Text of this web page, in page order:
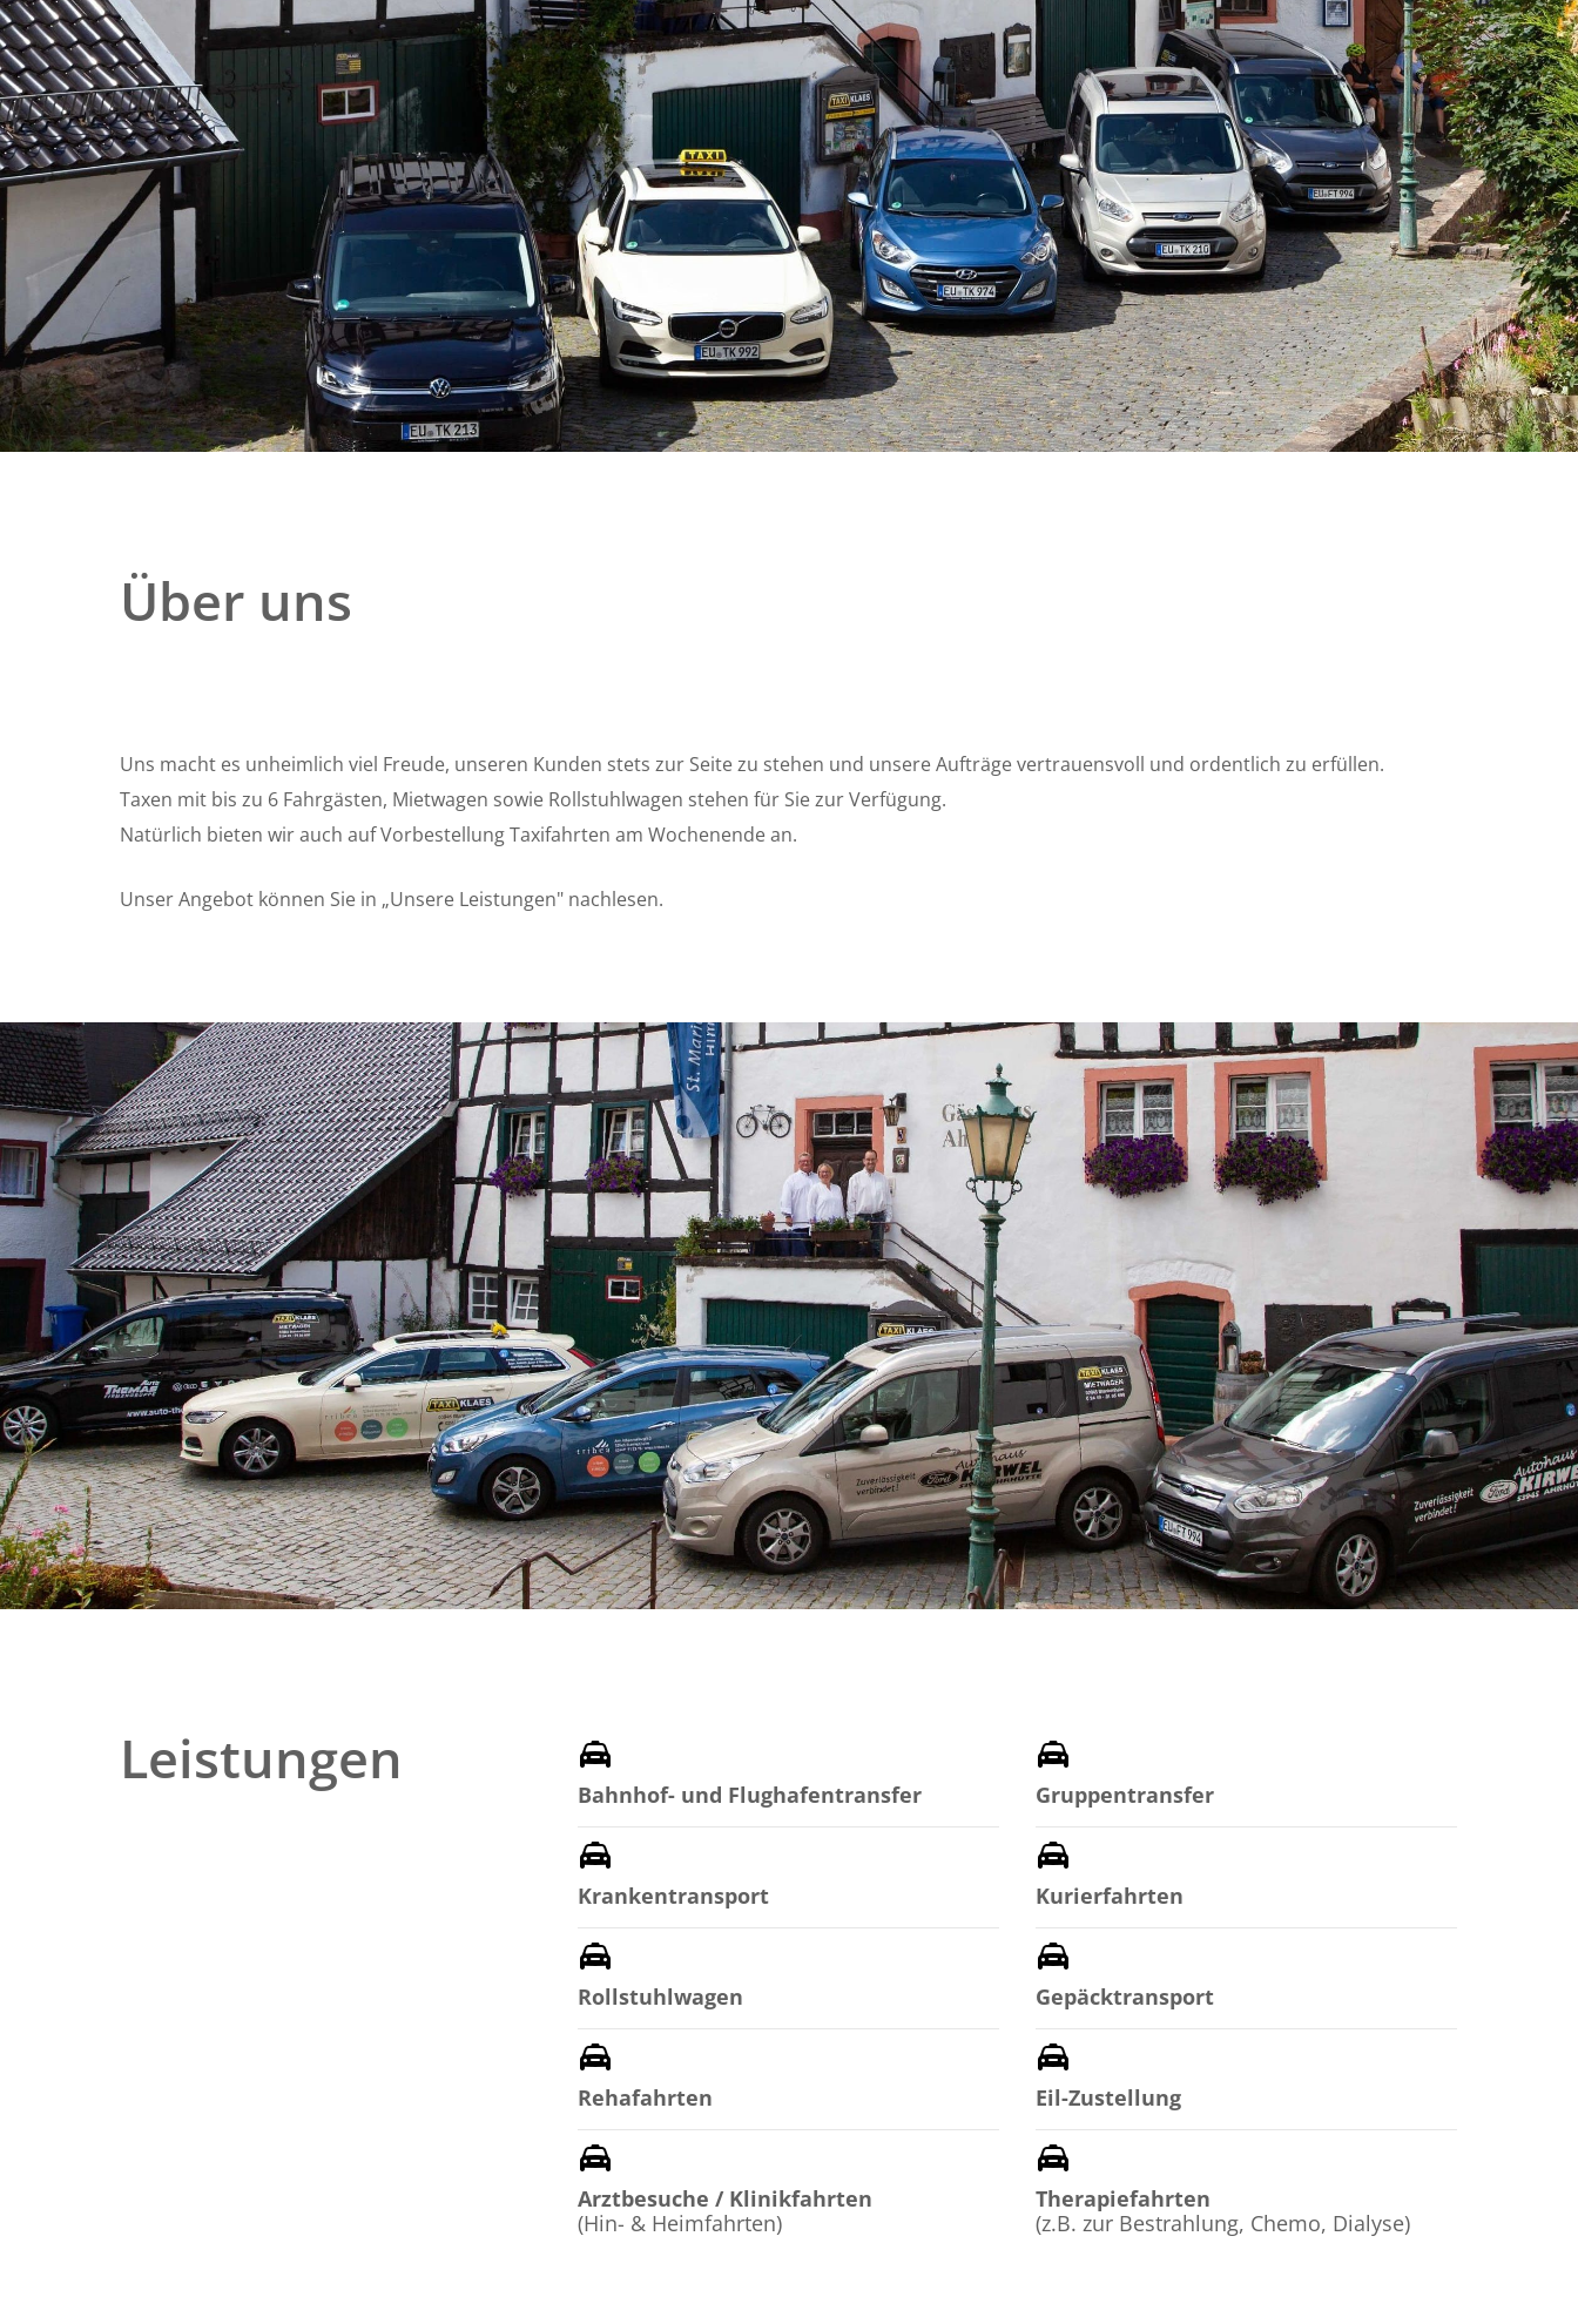
Über uns
Uns macht es unheimlich viel Freude, unseren Kunden stets zur Seite zu stehen und unsere Aufträge vertrauensvoll und ordentlich zu erfüllen.
Taxen mit bis zu 6 Fahrgästen, Mietwagen sowie Rollstuhlwagen stehen für Sie zur Verfügung.
Natürlich bieten wir auch auf Vorbestellung Taxifahrten am Wochenende an.
Unser Angebot können Sie in „Unsere Leistungen" nachlesen.
Leistungen
Bahnhof- und Flughafentransfer
Krankentransport
Rollstuhlwagen
Rehafahrten
Arztbesuche / Klinikfahrten
(Hin- & Heimfahrten)
Gruppentransfer
Kurierfahrten
Gepäcktransport
Eil-Zustellung
Therapiefahrten
(z.B. zur Bestrahlung, Chemo, Dialyse)